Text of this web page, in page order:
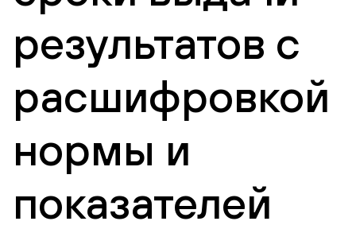
результатов с
расшифровкой
нормы и
показателей